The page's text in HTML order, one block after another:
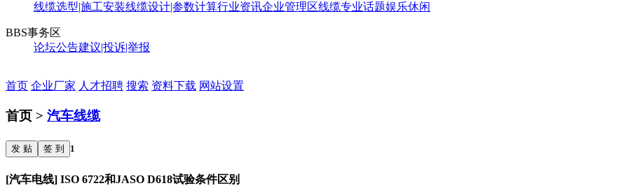
线缆选型|施工安装线缆设计|参数计算行业资讯企业管理区线缆专业话题娱乐休闲
BBS事务区
论坛公告建议|投诉|举报
首页 企业厂家 人才招聘 搜索 资料下载 网站设置
首页 > 汽车线缆
发 贴 签 到 1
[汽车电线] ISO 6722和JASO D618试验条件区别